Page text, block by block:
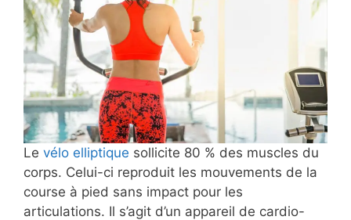
Le vélo elliptique sollicite 80 % des muscles du
corps. Celui-ci reproduit les mouvements de la
course à pied sans impact pour les
articulations. Il s’agit d’un appareil de cardio-